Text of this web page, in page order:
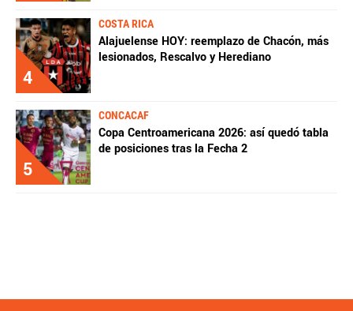
4
COSTA RICA
Alajuelense HOY: reemplazo de Chacón, más
lesionados, Rescalvo y Herediano
5
CONCACAF
Copa Centroamericana 2026: así quedó tabla
de posiciones tras la Fecha 2